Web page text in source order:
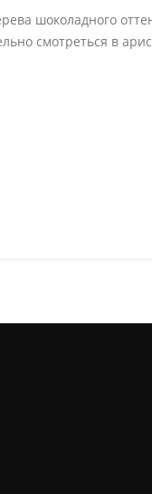
шоколадного
смотреться в